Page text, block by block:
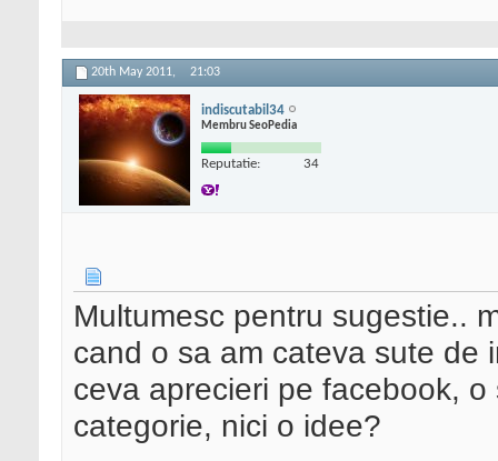
20th May 2011, 21:03
indiscutabil34
Membru SeoPedia
Reputatie: 34
Multumesc pentru sugestie..
cand o sa am cateva sute de
ceva aprecieri pe facebook,
categorie, nici o idee?